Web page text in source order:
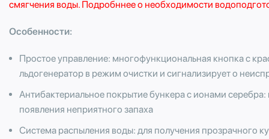
смягчения воды. Подробннее о необходимости
Особенности:
Простое управление: многофункциональная кнопка с
льдогенератор в режим очистки и сигнализирует о
Антибактериальное покрытие бункера с ионами
появления неприятного запаха
Система распыления воды: для получения прозрачного